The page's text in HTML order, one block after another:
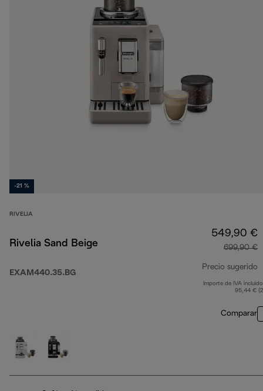
-21 %
RIVELIA
Rivelia Sand Beige
EXAM440.35.BG
549,90 €
699,90 €
Precio sugerido
Importe de IVA
95,44 €
Comparar